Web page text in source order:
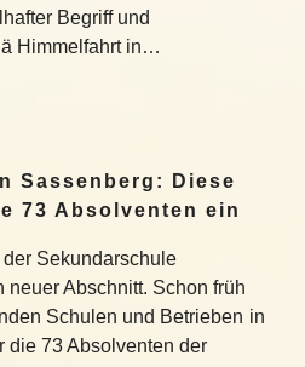
Begriff und
Himmelfahrt in…
Sassenberg: Diese
73 Absolventen ein
Sekundarschule
Abschnitt. Schon früh
Schulen und Betrieben in
die 73 Absolventen der